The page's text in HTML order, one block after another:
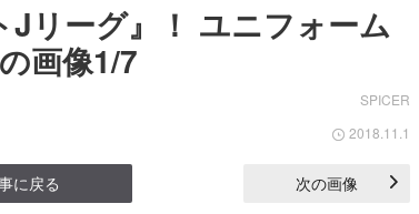
リーグ』！ ユニフォーム
画像1/7
SPICER
2018.11.1
に戻る 次の画像